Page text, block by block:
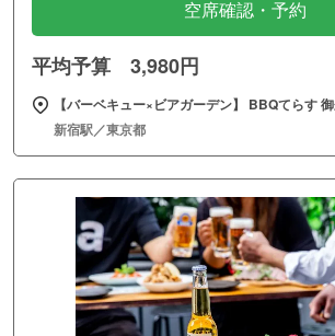
空席確認・予約
平均予算 3,980円
【バーベキュー×ビアガーデン】 BBQてらす
新宿駅／東京都